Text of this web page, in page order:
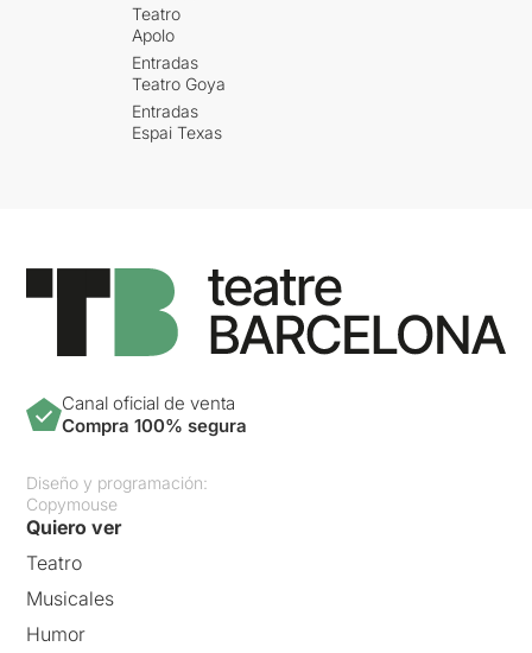
Teatro
Apolo
Entradas
Teatro Goya
Entradas
Espai Texas
Canal oficial de venta
Compra 100% segura
Diseño y programación:
Copymouse
Quiero ver
Teatro
Musicales
Humor